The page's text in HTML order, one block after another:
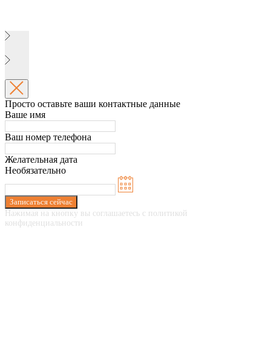
Просто оставьте ваши контактные данные
Ваше имя
Ваш номер телефона
Желательная дата
Необязательно
Записаться сейчас
Нажимая на кнопку вы соглашаетесь с политикой
конфиденциальности